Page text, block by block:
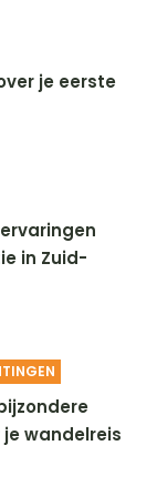
je eerste
in Zuid-
wandelreis